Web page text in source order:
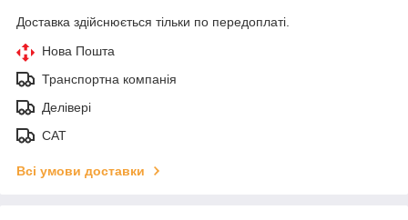
Доставка здійснюється тільки по передоплаті.
Нова Пошта
Транспортна компанія
Делівері
САТ
Всі умови доставки